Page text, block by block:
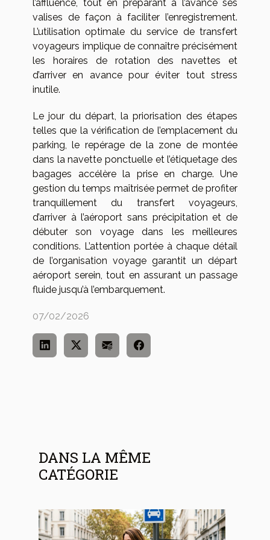
l’affluence, tout en préparant à l’avance ses
valises de façon à faciliter l’enregistrement.
L’utilisation optimale du service de transfert
voyageurs implique de connaître précisément
les horaires de rotation des navettes et
d’arriver en avance pour éviter tout stress
inutile.
Le jour du départ, la priorisation des étapes
telles que la vérification de l’emplacement du
parking, le repérage de la zone de montée
dans la navette ponctuelle et l’étiquetage des
bagages accélère la prise en charge. Une
gestion du temps maîtrisée permet de profiter
tranquillement du transfert voyageurs,
d’arriver à l’aéroport sans précipitation et de
débuter son voyage dans les meilleures
conditions. L’attention portée à chaque détail
de l’organisation voyage garantit un départ
aéroport serein, tout en assurant un passage
fluide jusqu’à l’embarquement.
07/02/2026
DANS LA MÊME
CATÉGORIE